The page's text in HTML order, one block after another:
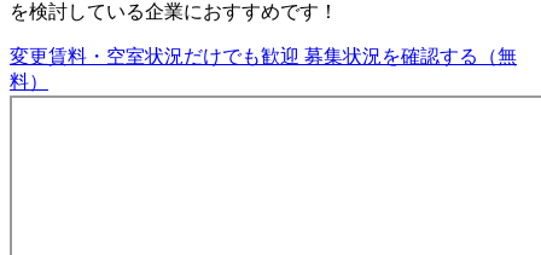
を検討している企業におすすめです！
変更賃料・空室状況だけでも歓迎 募集状況を確認する（無
料）